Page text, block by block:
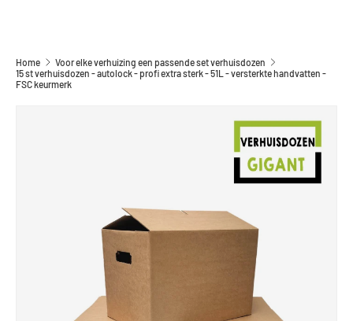
Home
Voor elke verhuizing een passende set verhuisdozen
15 st verhuisdozen - autolock - profi extra sterk - 51L - versterkte handvatten -
FSC keurmerk